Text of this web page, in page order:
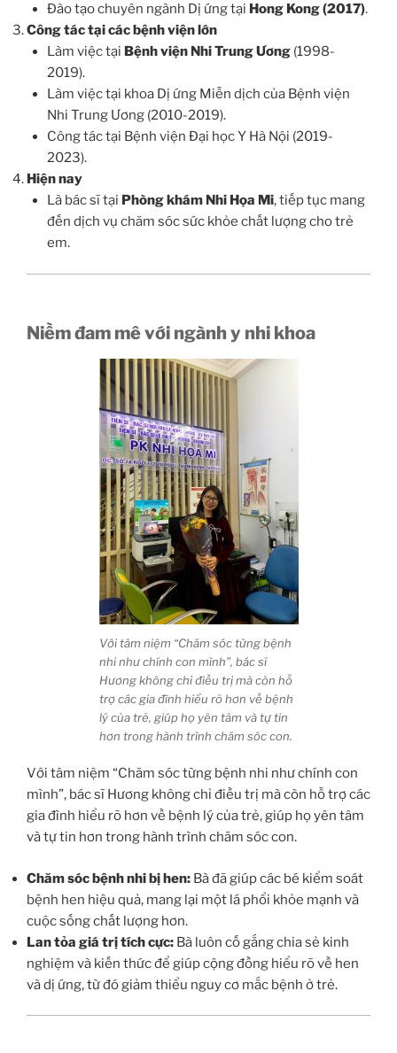
Đào tạo chuyên ngành Dị ứng tại Hong Kong (2017).
Công tác tại các bệnh viện lớn
Làm việc tại Bệnh viện Nhi Trung Ương(1998-
2019).
Làm việc tại khoa Dị ứng Miễn dịch của Bệnh viện
Nhi Trung Ương (2010-2019).
Công tác tại Bệnh viện Đại học Y Hà Nội (2019-
2023).
Hiện nay
Là bác sĩ tại Phòng khám Nhi Họa Mi, tiếp tục mang
đến dịch vụ chăm sóc sức khỏe chất lượng cho trẻ
em.
Niềm đam mê với ngành y nhi khoa
Với tâm niệm “Chăm sóc từng bệnh
nhi như chính con mình”, bác sĩ
Hương không chỉ điều trị mà còn hỗ
trợ các gia đình hiểu rõ hơn về bệnh
lý của trẻ, giúp họ yên tâm và tự tin
hơn trong hành trình chăm sóc con.
Với tâm niệm “Chăm sóc từng bệnh nhi như chính con
mình”, bác sĩ Hương không chỉ điều trị mà còn hỗ trợ các
gia đình hiểu rõ hơn về bệnh lý của trẻ, giúp họ yên tâm
và tự tin hơn trong hành trình chăm sóc con.
Chăm sóc bệnh nhi bị hen: Bà đã giúp các bé kiểm soát
bệnh hen hiệu quả, mang lại một lá phổi khỏe mạnh và
cuộc sống chất lượng hơn.
Lan tỏa giá trị tích cực: Bà luôn cố gắng chia sẻ kinh
nghiệm và kiến thức để giúp cộng đồng hiểu rõ về hen
và dị ứng, từ đó giảm thiểu nguy cơ mắc bệnh ở trẻ.